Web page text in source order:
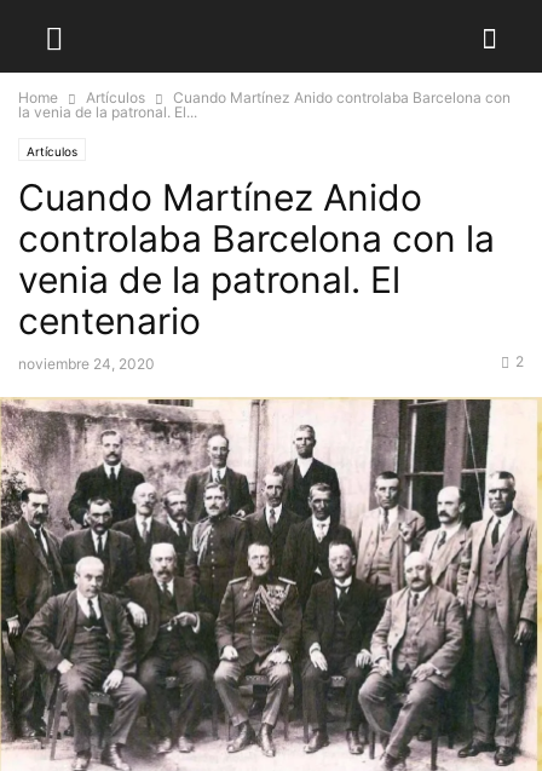
Home Artículos
Cuando Martínez Anido controlaba Barcelona con
la venia de la patronal. El...
Artículos
Cuando Martínez Anido
controlaba Barcelona con la
venia de la patronal. El
centenario
noviembre 24, 2020 2